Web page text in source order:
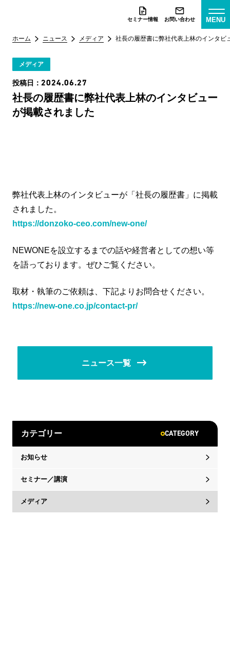
セミナー情報 お問い合わせ MENU
ホーム ニュース メディア 社長の履歴書に弊社代表上林のインタビ
メディア
投稿日： 2024.06.27
社長の履歴書に弊社代表上林のインタビュー
が掲載されました
弊社代表上林のインタビューが「社長の履歴書」に掲載
されました。
https://donzoko-ceo.com/new-one/
NEWONEを設立するまでの話や経営者としての想い等
を語っております。ぜひご覧ください。
取材・執筆のご依頼は、下記よりお問合せください。
https://new-one.co.jp/contact-pr/
ニュース一覧
カテゴリー CATEGORY
お知らせ
セミナー／講演
メディア